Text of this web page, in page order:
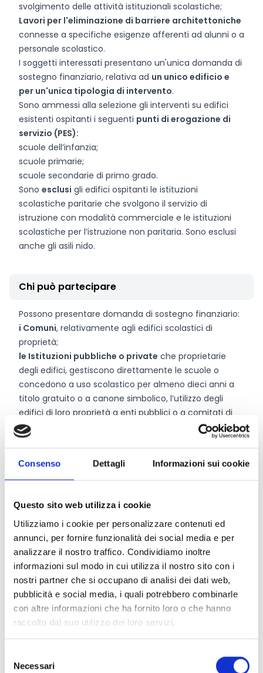
Consenso Dettagli Informazioni sui cookie
Questo sito web utilizza i cookie
Utilizziamo i cookie per personalizzare contenuti ed
annunci, per fornire funzionalità dei social media e per
analizzare il nostro traffico. Condividiamo inoltre
informazioni sul modo in cui utilizza il nostro sito con i
nostri partner che si occupano di analisi dei dati web,
pubblicità e social media, i quali potrebbero combinarle
con altre informazioni che ha fornito loro o che hanno
raccolto dal suo utilizzo dei loro servizi.
delNecessari
svolgimento delle attività istituzionali scolastiche;
Lavori per l'eliminazione di barriere architettoniche
connesse a specifiche esigenze afferenti ad alunni o a
personale scolastico.
I soggetti interessati presentano un'unica domanda di
sostegno finanziario, relativa ad un unico edificio e
per un'unica tipologia di intervento.
Sono ammessi alla selezione gli interventi su edifici
esistenti ospitanti i seguenti punti di erogazione di
servizio (PES):
scuole dell’infanzia;
scuole primarie;
scuole secondarie di primo grado.
Sono esclusi gli edifici ospitanti le istituzioni
scolastiche paritarie che svolgono il servizio di
istruzione con modalità commerciale e le istituzioni
scolastiche per l’istruzione non paritaria. Sono esclusi
anche gli asili nido.
Chi può partecipare
Possono presentare domanda di sostegno finanziario:
i Comuni, relativamente agli edifici scolastici di
proprietà;
le Istituzioni pubbliche o private che proprietarie
degli edifici, gestiscono direttamente le scuole o
concedono a uso scolastico per almeno dieci anni a
titolo gratuito o a canone simbolico, l’utilizzo degli
edifici di loro proprietà a enti pubblici o a comitati di
gestione rappresentativi anche delle famiglie degli
alunni;
con l’istituzione pubblica o privata proprietaria
dell’edificio scolastico, in forza della quale hanno
oggetto di richiesta contributo.
Entità del contributo
La dotazione finanziaria complessiva ammonta a
814.600 Euro.
L’intensità massima del sostegno è pari al60%
dell’importo ammissibile e comunque nel limite di
36.000 Euro.
contributo è di
mentre l'importo massimo